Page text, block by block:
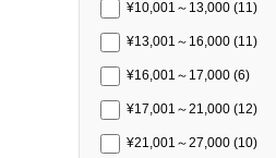
¥10,001～13,000 (11)
¥13,001～16,000 (11)
¥16,001～17,000 (6)
¥17,001～21,000 (12)
¥21,001～27,000 (10)